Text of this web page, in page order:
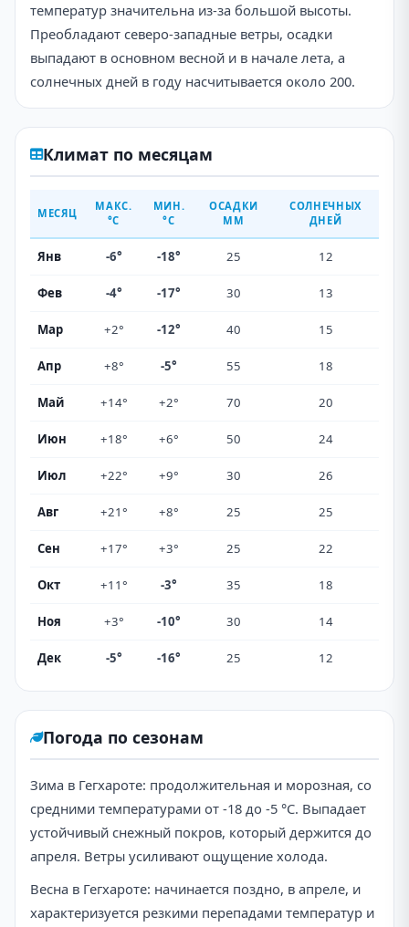
температур значительна из-за большой высоты.
Преобладают северо-западные ветры, осадки
выпадают в основном весной и в начале лета, а
солнечных дней в году насчитывается около 200.
Климат по месяцам
МЕСЯЦ
МАКС.
°C
МИН.
°C
ОСАДКИ
ММ
СОЛНЕЧНЫХ
ДНЕЙ
Янв -6° -18° 25 12
Фев -4° -17° 30 13
Мар +2° -12° 40 15
Апр +8° -5° 55 18
Май +14° +2° 70 20
Июн +18° +6° 50 24
Июл +22° +9° 30 26
Авг +21° +8° 25 25
Сен +17° +3° 25 22
Окт +11° -3° 35 18
Ноя +3° -10° 30 14
Дек -5° -16° 25 12
Погода по сезонам
Зима в Гегхароте: продолжительная и морозная, со
средними температурами от -18 до -5 °C. Выпадает
устойчивый снежный покров, который держится до
апреля. Ветры усиливают ощущение холода.
Весна в Гегхароте: начинается поздно, в апреле, и
характеризуется резкими перепадами температур и